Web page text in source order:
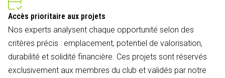
Accès prioritaire aux projets
Nos experts analysent chaque opportunité selon des
critères précis : emplacement, potentiel de valorisation,
durabilité et solidité financière. Ces projets sont réservés
exclusivement aux membres du club et validés par notre